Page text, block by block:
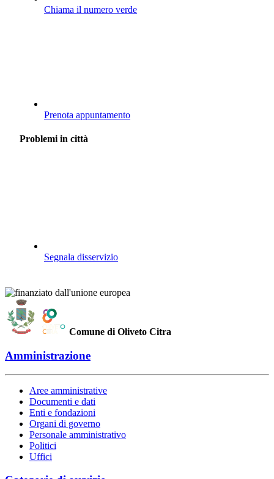
Chiama il numero verde
Prenota appuntamento
Problemi in città
Segnala disservizio
Comune di Oliveto Citra
Amministrazione
Aree amministrative
Documenti e dati
Enti e fondazioni
Organi di governo
Personale amministrativo
Politici
Uffici